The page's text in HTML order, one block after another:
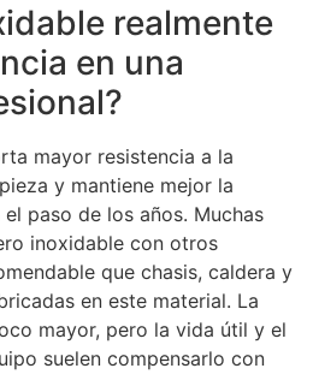
realmente
en una
mayor resistencia a la
y mantiene mejor la
paso de los años. Muchas
inoxidable con otros
que chasis, caldera y
en este material. La
mayor, pero la vida útil y el
suelen compensarlo con